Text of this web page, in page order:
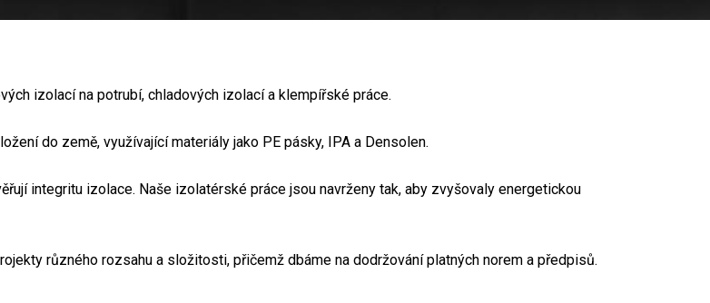
izolací na potrubí, chladových izolací a klempířské práce.
do země, využívající materiály jako PE pásky, IPA a Densolen.
integritu izolace. Naše izolatérské práce jsou navrženy tak, aby zvyšovaly energetickou
různého rozsahu a složitosti, přičemž dbáme na dodržování platných norem a předpisů.